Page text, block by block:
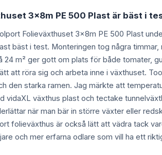
3x8m PE 500 Plast är bäst i
Folieväxthuset 3x8m PE 500 Plast
bäst i test. Monteringen tog några
24 m² ger gott om plats för både tomater,
att röra sig och arbeta inne i växthuset.
den starka ramen. Jag märkte att
vidaXL växthus plast och tectake
när man bär in större växter eller
folieväxthus är också lätt att vädra tack
och mer erfarna odlare som vill ha ett